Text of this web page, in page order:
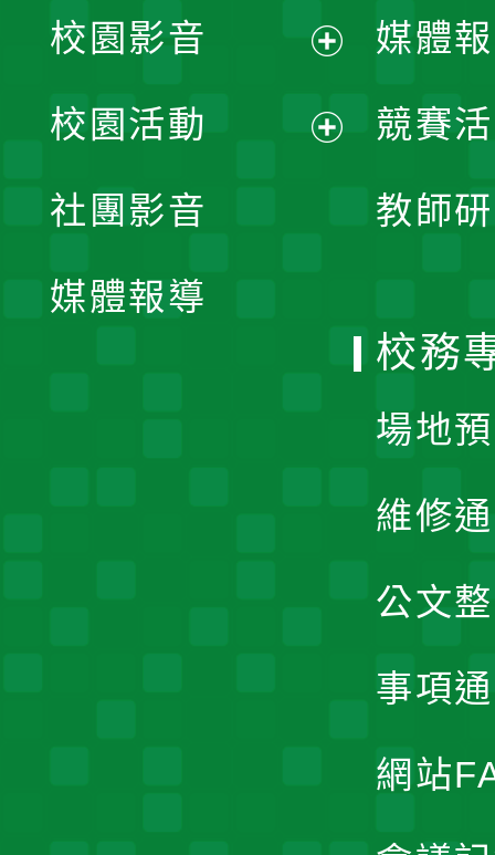
媒體
競賽
教師
校園影音
開
校園活動
社團影音
媒體報導
校務
場地
維修
公文
事項
網站